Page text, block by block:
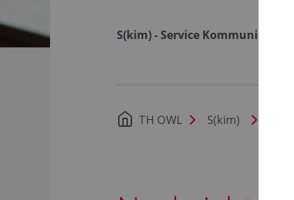
S(kim) - Service
TH OWL S(kim)